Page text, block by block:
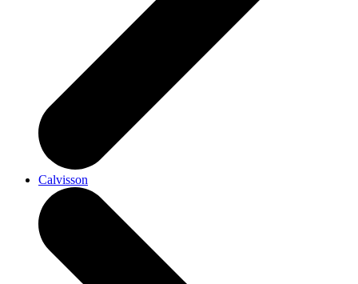
Calvisson